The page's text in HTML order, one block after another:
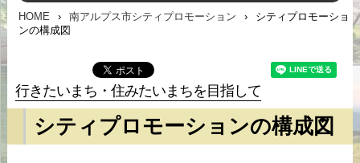
HOME › 南アルプス市シティプロモーション ›
シティプロモーショ
ンの構成図
行きたいまち・住みたいまちを目指して
シティプロモーションの構成図